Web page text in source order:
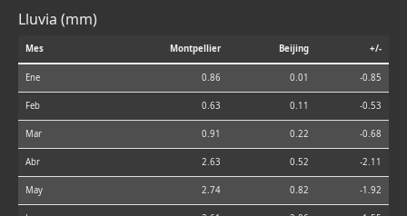
Lluvia (mm)
Mes Montpellier Beijing +/-
Ene 0.86 0.01 -0.85
Feb 0.63 0.11 -0.53
Mar 0.91 0.22 -0.68
Abr 2.63 0.52 -2.11
May 2.74 0.82 -1.92